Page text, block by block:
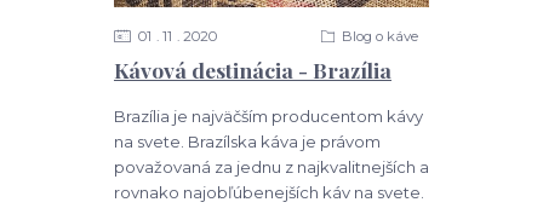
Kávová destinácia - Brazília
01 11 2020 Blog o káve
Brazília je najväčším producentom kávy
na svete. Brazílska káva je právom
považovaná za jednu z najkvalitnejších a
rovnako najobľúbenejších káv na svete.